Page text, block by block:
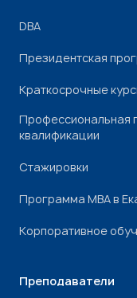
DBA
Президентская
Краткосрочные
Профессиональная
квалификации
Стажировки
Программа МВА в
Корпоративное
Преподаватели